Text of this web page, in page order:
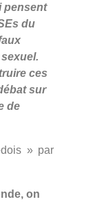
pensent
du
ces
sur
de
» par
on